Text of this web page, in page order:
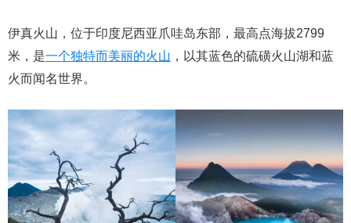
伊真火山，位于印度尼西亚爪哇岛东部，最高点海拔2799
米，是一个独特而美丽的火山 ，以其蓝色的硫磺火山湖和蓝
火而闻名世界。